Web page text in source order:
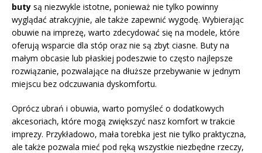
buty są niezwykle istotne, ponieważ nie tylko powinny
wyglądać atrakcyjnie, ale także zapewnić wygodę. Wybierając
obuwie na imprezę, warto zdecydować się na modele, które
oferują wsparcie dla stóp oraz nie są zbyt ciasne. Buty na
małym obcasie lub płaskiej podeszwie to często najlepsze
rozwiązanie, pozwalające na dłuższe przebywanie w jednym
miejscu bez odczuwania dyskomfortu.
Oprócz ubrań i obuwia, warto pomyśleć o dodatkowych
akcesoriach, które mogą zwiększyć nasz komfort w trakcie
imprezy. Przykładowo, mała torebka jest nie tylko praktyczna,
ale także pozwala mieć pod ręką wszystkie niezbędne rzeczy,